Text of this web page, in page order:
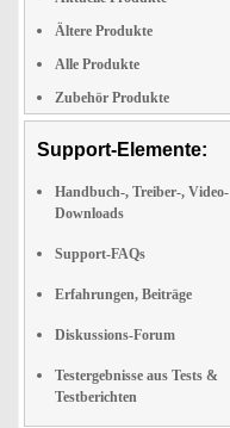
Ältere Produkte
Alle Produkte
Zubehör Produkte
Support-Elemente:
Handbuch-, Treiber-, Video-
Downloads
Support-FAQs
Erfahrungen, Beiträge
Diskussions-Forum
Testergebnisse aus Tests &
Testberichten